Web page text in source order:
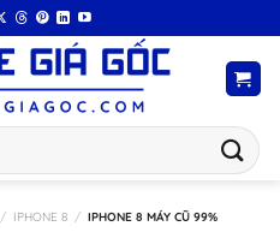
/ IPHONE 8 / IPHONE 8 MÁY CŨ 99%